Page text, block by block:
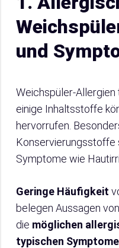
und
Weichspüler-
einige Inhaltsstoffe
hervorrufen.
Konservierungsstoffe
Symptome wie
Geringe Häufigkeit
belegen Aussagen
die möglichen
typischen Symptome